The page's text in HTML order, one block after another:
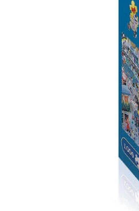
Jocuri pentru 2 persoane